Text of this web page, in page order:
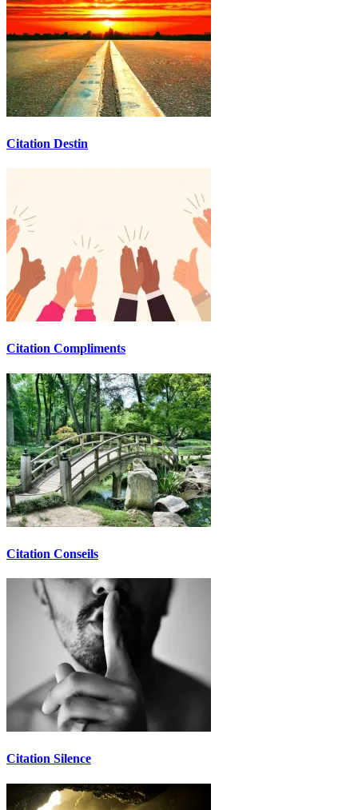
Citation Destin
Citation Compliments
Citation Conseils
Citation Silence